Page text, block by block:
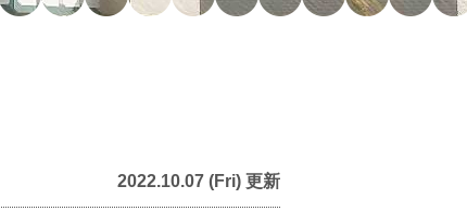
2022.10.07 (Fri) 更新